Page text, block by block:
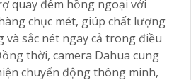
quay đêm hồng ngoại với
chục mét, giúp chất lượng
và sắc nét ngay cả trong điều
thời, camera Dahua cung
chuyển động thông minh,